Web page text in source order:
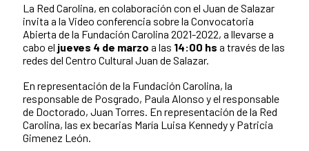
La Red Carolina, en colaboración con el Juan de Salazar
invita a la Video conferencia sobre la Convocatoria
Abierta de la Fundación Carolina 2021-2022, a llevarse a
cabo el jueves 4 de marzo a las 14:00 hs a través de las
redes del Centro Cultural Juan de Salazar.
En representación de la Fundación Carolina, la
responsable de Posgrado, Paula Alonso y el responsable
de Doctorado, Juan Torres. En representación de la Red
Carolina, las ex becarias María Luisa Kennedy y Patricia
Gimenez León.